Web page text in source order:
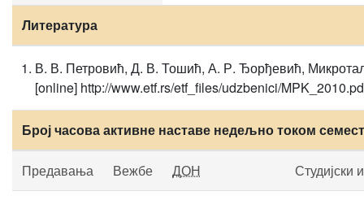
Литература
В. В. Петровић, Д. В. Тошић, А. Р. Ђорђевић,
[online] http://www.etf.rs/etf_files/udzbenici/
Број часова активне наставе недељно током
Предавања Вежбе ДОН Студијски